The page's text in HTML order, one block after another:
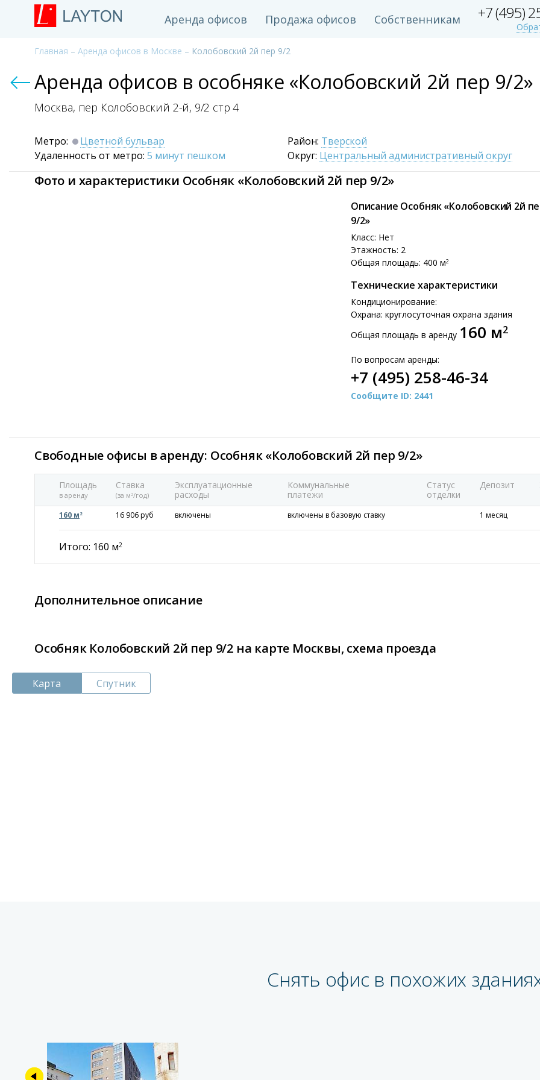
Аренда офисов Продажа офисов Собственникам +7 (495)
Главная – Аренда офисов в Москве – Колобовский 2й пер 9/2
Аренда офисов в особняке «Колобовский 2й пер 9/2»
Москва, пер Колобовский 2-й, 9/2 стр 4
Метро:
Цветной бульвар
Удаленность от метро: 5 минут пешком
Район: Тверской
Округ: Центральный административный округ
Фото и характеристики Особняк «Колобовский 2й пер 9/2»
Описание Особняк «Колобовский 2й
9/2»
Класс: Нет
Этажность: 2
Общая площадь: 400 м2
Технические характеристики
Кондиционирование:
Охрана: круглосуточная охрана здания
Общая площадь в аренду 160 м2
По вопросам аренды:
+7 (495) 258-46-34
Сообщите ID: 2441
Свободные офисы в аренду: Особняк «Колобовский 2й пер 9/2»
Площадь
в аренду
Ставка
(за м 2/год)
Эксплуатационные
расходы
Коммунальные
платежи
Статус
отделки
Депозит
160 м 2 16 906 руб включены включены в базовую ставку 1 месяц
Итого: 160 м2
Дополнительное описание
Особняк Колобовский 2й пер 9/2 на карте Москвы, схема проезда
Карта Спутник
Снять офис в похожих